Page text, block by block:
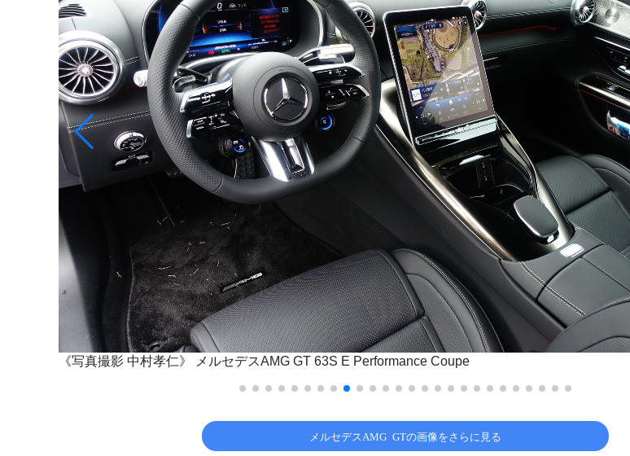
《写真撮影 中村孝仁》 メルセデスAMG GT 63S E Performance Coupe
メルセデスAMG GTの画像をさらに見る